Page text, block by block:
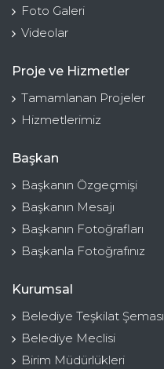
Foto Galeri
Videolar
Proje ve Hizmetler
Tamamlanan Projeler
Hizmetlerimiz
Başkan
Başkanın Özgeçmişi
Başkanın Mesajı
Başkanın Fotoğrafları
Başkanla Fotoğrafınız
Kurumsal
Belediye Teşkilat Şeması
Belediye Meclisi
Birim Müdürlükleri